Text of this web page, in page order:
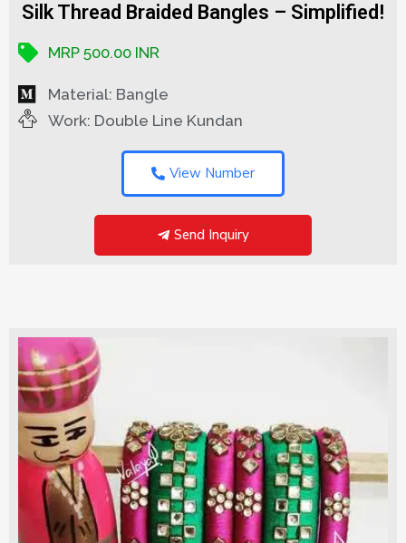
Silk Thread Braided Bangles – Simplified!
MRP 500.00 INR
Material: Bangle
Work: Double Line Kundan
View Number
Send Inquiry